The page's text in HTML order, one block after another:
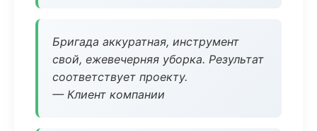
Бригада аккуратная, инструмент
свой, ежевечерняя уборка. Результат
соответствует проекту.
— Клиент компании